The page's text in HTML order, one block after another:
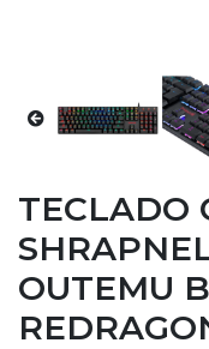
TECLADO
OUTEMU